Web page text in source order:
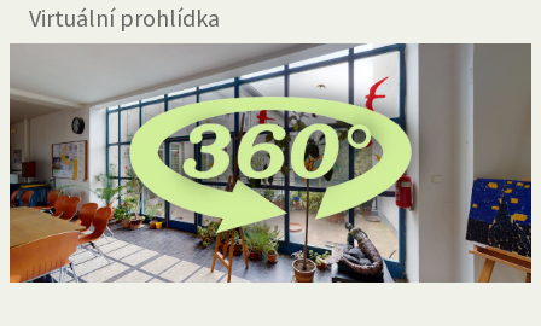
Virtuální prohlídka